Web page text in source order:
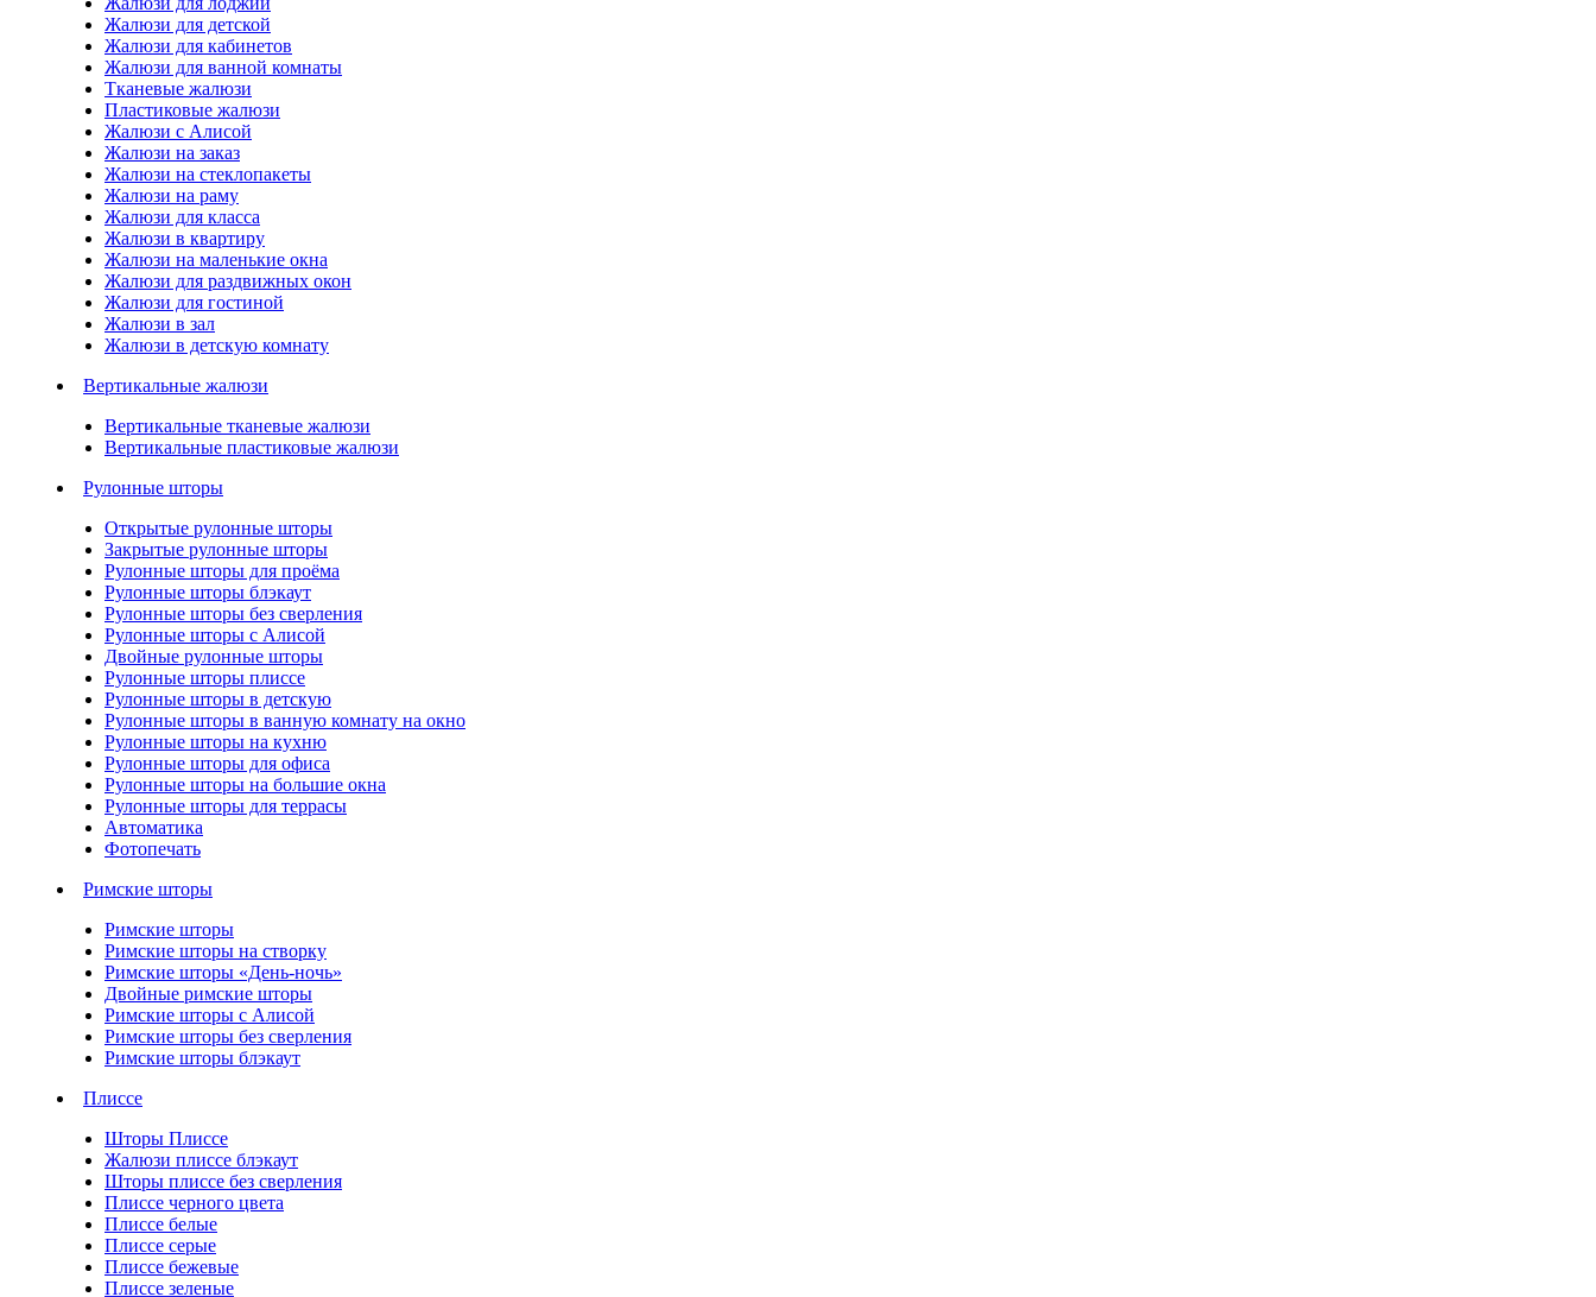
Жалюзи для детской
Жалюзи для кабинетов
Жалюзи для ванной комнаты
Тканевые жалюзи
Пластиковые жалюзи
Жалюзи с Алисой
Жалюзи на заказ
Жалюзи на стеклопакеты
Жалюзи на раму
Жалюзи для класса
Жалюзи в квартиру
Жалюзи на маленькие окна
Жалюзи для раздвижных окон
Жалюзи для гостиной
Жалюзи в зал
Жалюзи в детскую комнату
Вертикальные жалюзи
Вертикальные тканевые жалюзи
Вертикальные пластиковые жалюзи
Рулонные шторы
Открытые рулонные шторы
Закрытые рулонные шторы
Рулонные шторы для проёма
Рулонные шторы блэкаут
Рулонные шторы без сверления
Рулонные шторы с Алисой
Двойные рулонные шторы
Рулонные шторы плиссе
Рулонные шторы в детскую
Рулонные шторы в ванную комнату на окно
Рулонные шторы на кухню
Рулонные шторы для офиса
Рулонные шторы на большие окна
Рулонные шторы для террасы
Автоматика
Фотопечать
Римские шторы
Римские шторы
Римские шторы на створку
Римские шторы «День-ночь»
Двойные римские шторы
Римские шторы с Алисой
Римские шторы без сверления
Римские шторы блэкаут
Плиссе
Шторы Плиссе
Жалюзи плиссе блэкаут
Шторы плиссе без сверления
Плиссе черного цвета
Плиссе белые
Плиссе серые
Плиссе бежевые
Плиссе зеленые